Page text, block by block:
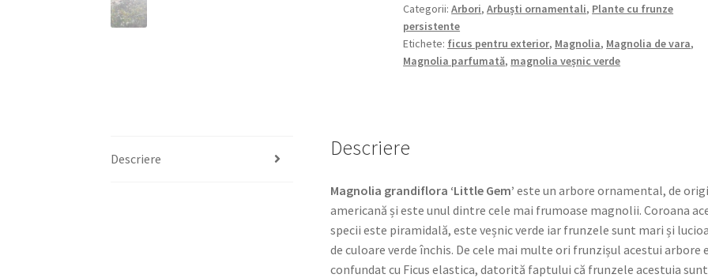
Categorii:Arbori,Arbuști ornamentali, Plante cu frunze
persistente
Etichete: ficus pentru exterior, Magnolia, Magnolia de vara,
Magnolia parfumată, magnolia veșnic verde
Descriere Descriere
Magnolia grandiflora ‘Little Gem’ este un arbore ornamental, de
americană și este unul dintre cele mai frumoase magnolii. Coroana
specii este piramidală, este veșnic verde iar frunzele sunt mari și
de culoare verde închis. De cele mai multe ori frunzișul acestui arbore
confundat cu Ficus elastica, datorită faptului că frunzele acestuia sunt